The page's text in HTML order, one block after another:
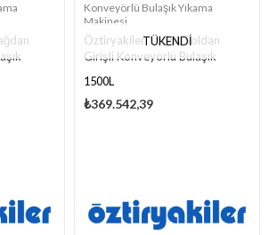
TÜKENDI
Konveyörlü Bulaşık Yıkama
Makinesi
Öztiryakiler 1500L Soldan
Girişli Konveyörlü Bulaşık
1500L
₺369.542,39